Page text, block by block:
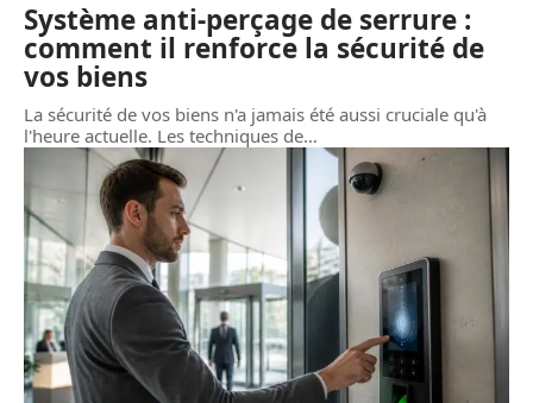
Système anti-perçage de serrure :
comment il renforce la sécurité de
vos biens
La sécurité de vos biens n'a jamais été aussi cruciale qu'à
l'heure actuelle. Les techniques de…